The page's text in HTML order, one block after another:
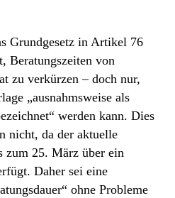
Grundgesetz in Artikel 76
Beratungszeiten von
zu verkürzen – doch nur,
„ausnahmsweise als
werden kann. Dies
nicht, da der aktuelle
zum 25. März über ein
Daher sei eine
ohne Probleme